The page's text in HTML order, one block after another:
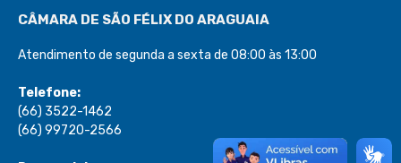
CÂMARA DE SÃO FÉLIX DO ARAGUAIA
Atendimento de segunda a sexta de 08:00 às 13:00
Telefone:
(66) 3522-1462
(66) 99720-2566